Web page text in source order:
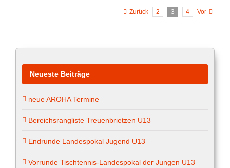
Zurück 2 3 4 Vor
Neueste Beiträge
neue AROHA Termine
Bereichsrangliste Treuenbrietzen U13
Endrunde Landespokal Jugend U13
Vorrunde Tischtennis-Landespokal der Jungen U13